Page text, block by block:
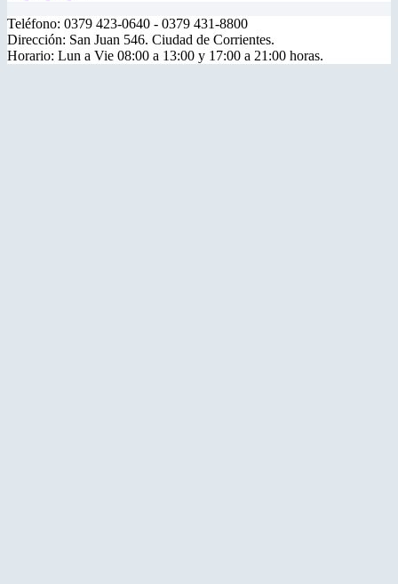
Teléfono: 0379 423-0640 - 0379 431-8800
Dirección: San Juan 546. Ciudad de Corrientes.
Horario: Lun a Vie 08:00 a 13:00 y 17:00 a 21:00 horas.